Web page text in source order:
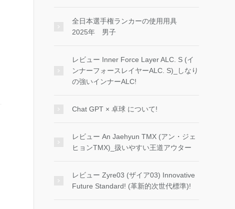
全日本選手権ランカーの使用用具
2025年 男子
レビュー Inner Force Layer ALC. S (イ
ンナーフォースレイヤーALC. S)_しなり
の強いインナーALC!
Chat GPT × 卓球 について!
レビュー An Jaehyun TMX (アン・ジェ
ヒョンTMX)_扱いやすい王道アウター
レビュー Zyre03 (ザイア03) Innovative
Future Standard! (革新的次世代標準)!